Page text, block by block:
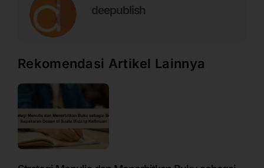
deepublish
Rekomendasi Artikel Lainnya